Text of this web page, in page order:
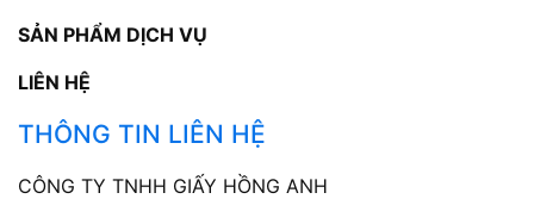
SẢN PHẨM DỊCH VỤ
LIÊN HỆ
THÔNG TIN LIÊN HỆ
CÔNG TY TNHH GIẤY HỒNG ANH